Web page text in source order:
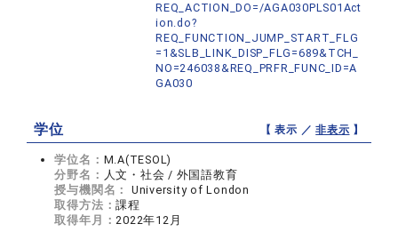
REQ_ACTION_DO=/AGA030PLS01Act
ion.do?
REQ_FUNCTION_JUMP_START_FLG
=1&SLB_LINK_DISP_FLG=689&TCH_
NO=246038&REQ_PRFR_FUNC_ID=A
GA030
学位 【 表示 ／非表示 】
学位名： M.A(TESOL)
分野名： 人文・社会 / 外国語教育
授与機関名：
University of London
取得方法：課程
取得年月：2022年12月